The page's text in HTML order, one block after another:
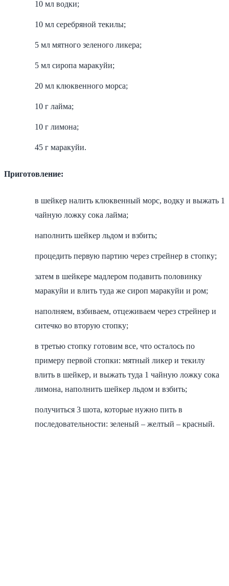
10 мл водки;
10 мл серебряной текилы;
5 мл мятного зеленого ликера;
5 мл сиропа маракуйи;
20 мл клюквенного морса;
10 г лайма;
10 г лимона;
45 г маракуйи.
Приготовление:
в шейкер налить клюквенный морс, водку и выжать 1
чайную ложку сока лайма;
наполнить шейкер льдом и взбить;
процедить первую партию через стрейнер в стопку;
затем в шейкере мадлером подавить половинку
маракуйи и влить туда же сироп маракуйи и ром;
наполняем, взбиваем, отцеживаем через стрейнер и
ситечко во вторую стопку;
в третью стопку готовим все, что осталось по
примеру первой стопки: мятный ликер и текилу
влить в шейкер, и выжать туда 1 чайную ложку сока
лимона, наполнить шейкер льдом и взбить;
получиться 3 шота, которые нужно пить в
последовательности: зеленый – желтый – красный.